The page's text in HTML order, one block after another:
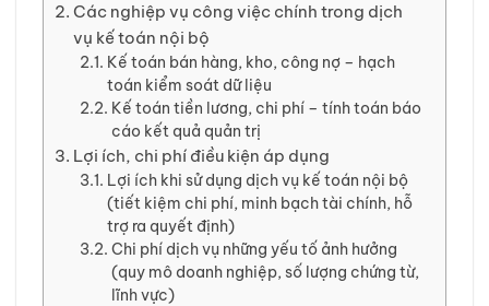
Các nghiệp vụ công việc chính trong dịch
vụ kế toán nội bộ
Kế toán bán hàng, kho, công nợ – hạch
toán kiểm soát dữ liệu
Kế toán tiền lương, chi phí – tính toán báo
cáo kết quả quản trị
Lợi ích, chi phí điều kiện áp dụng
Lợi ích khi sử dụng dịch vụ kế toán nội bộ
(tiết kiệm chi phí, minh bạch tài chính, hỗ
trợ ra quyết định)
Chi phí dịch vụ những yếu tố ảnh hưởng
(quy mô doanh nghiệp, số lượng chứng từ,
lĩnh vực)